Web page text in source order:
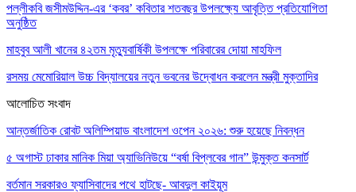
পল্লীকবি জসীমউদ্দিন-এর ‘কবর’ কবিতার শতবছর উপলক্ষ্যে আবৃত্তি প্রতিযোগিতা
অনুষ্ঠিত
মাহবুব আলী খানের ৪২তম মৃত্যুবার্ষিকী উপলক্ষে পরিবারের দোয়া মাহফিল
রসময় মেমোরিয়াল উচ্চ বিদ্যালয়ের নতুন ভবনের উদ্বোধন করলেন মন্ত্রী মুক্তাদির
আলোচিত সংবাদ
আন্তর্জাতিক রোবট অলিম্পিয়াড বাংলাদেশ ওপেন ২০২৬: শুরু হয়েছে নিবন্ধন
৫ অগাস্ট ঢাকার মানিক মিয়া অ্যাভিনিউয়ে “বর্ষা বিপ্লবের গান” উন্মুক্ত কনসার্ট
বর্তমান সরকারও ফ্যাসিবাদের পথে হাটছে- আবদুল কাইয়ূম